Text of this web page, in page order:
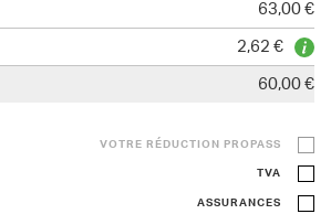
63,00 €
2,62 €
60,00 €
VOTRE RÉDUCTION PROPASS
TVA
ASSURANCES